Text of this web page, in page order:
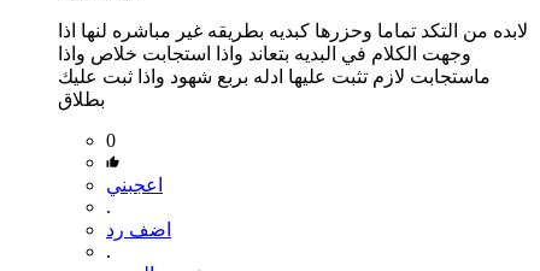
لابده من التكد تماما وحزرها كبديه بطريقه غير مباشره لنها اذا
وجهت الكلام في البديه بتعاند واذا استجابت خلاص واذا
ماستجابت لازم تثبت عليها ادله بربع شهود واذا ثبت عليك
بطلاق
0
اعجبني
.
اضف رد
.